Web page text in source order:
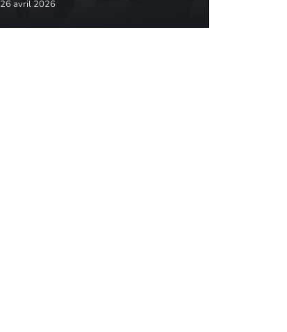
26 avril 2026